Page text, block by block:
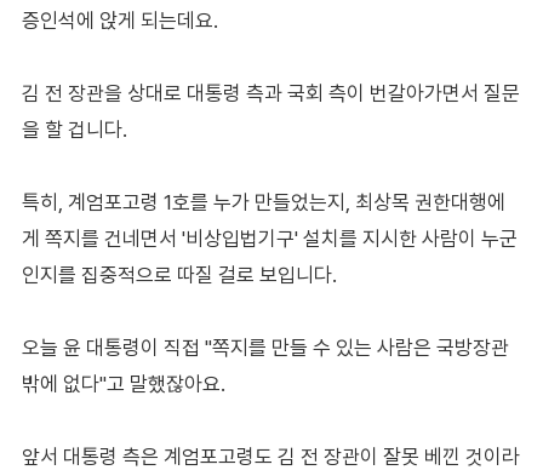
증인석에 앉게 되는데요.
김 전 장관을 상대로 대통령 측과 국회 측이 번갈아가면서 질문
을 할 겁니다.
특히, 계엄포고령 1호를 누가 만들었는지, 최상목 권한대행에
게 쪽지를 건네면서 '비상입법기구' 설치를 지시한 사람이 누군
인지를 집중적으로 따질 걸로 보입니다.
오늘 윤 대통령이 직접 "쪽지를 만들 수 있는 사람은 국방장관
밖에 없다"고 말했잖아요.
앞서 대통령 측은 계엄포고령도 김 전 장관이 잘못 베낀 것이라